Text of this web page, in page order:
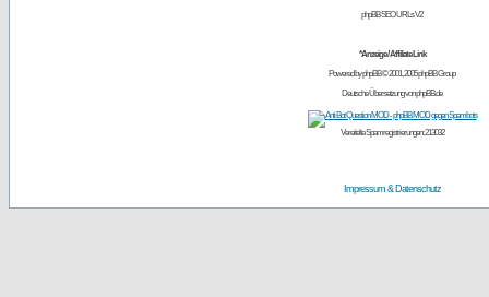
phpBB SEO URLs V2
*Anzeige / Affiliate Link
Powered byphpBB© 2001, 2005 phpBB Group
Deutsche Übersetzung vonphpBB.de
Vereitelte Spamregistrierungen: 213032
Impressum & Datenschutz